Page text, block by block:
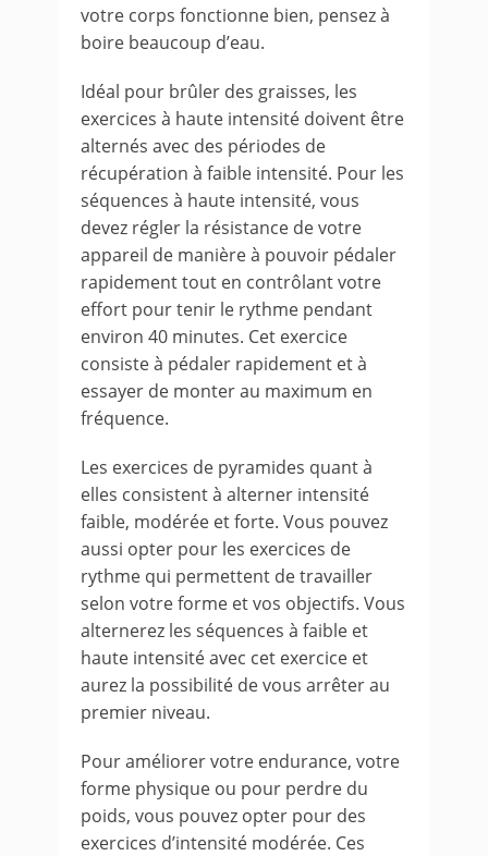
votre corps fonctionne bien, pensez à
boire beaucoup d’eau.
Idéal pour brûler des graisses, les
exercices à haute intensité doivent être
alternés avec des périodes de
récupération à faible intensité. Pour les
séquences à haute intensité, vous
devez régler la résistance de votre
appareil de manière à pouvoir pédaler
rapidement tout en contrôlant votre
effort pour tenir le rythme pendant
environ 40 minutes. Cet exercice
consiste à pédaler rapidement et à
essayer de monter au maximum en
fréquence.
Les exercices de pyramides quant à
elles consistent à alterner intensité
faible, modérée et forte. Vous pouvez
aussi opter pour les exercices de
rythme qui permettent de travailler
selon votre forme et vos objectifs. Vous
alternerez les séquences à faible et
haute intensité avec cet exercice et
aurez la possibilité de vous arrêter au
premier niveau.
Pour améliorer votre endurance, votre
forme physique ou pour perdre du
poids, vous pouvez opter pour des
exercices d’intensité modérée. Ces